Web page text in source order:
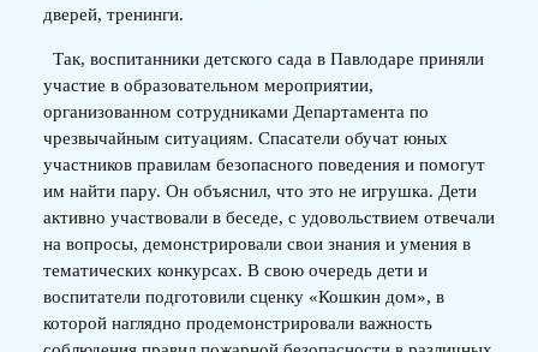
дверей, тренинги.
Так, воспитанники детского сада в Павлодаре приняли
участие в образовательном мероприятии,
организованном сотрудниками Департамента по
чрезвычайным ситуациям. Спасатели обучат юных
участников правилам безопасного поведения и помогут
им найти пару. Он объяснил, что это не игрушка. Дети
активно участвовали в беседе, с удовольствием отвечали
на вопросы, демонстрировали свои знания и умения в
тематических конкурсах. В свою очередь дети и
воспитатели подготовили сценку «Кошкин дом», в
которой наглядно продемонстрировали важность